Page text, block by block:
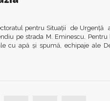
pentru Situaţii de
pe strada M. Eminescu.
cu apă şi spumă, echipaje ale